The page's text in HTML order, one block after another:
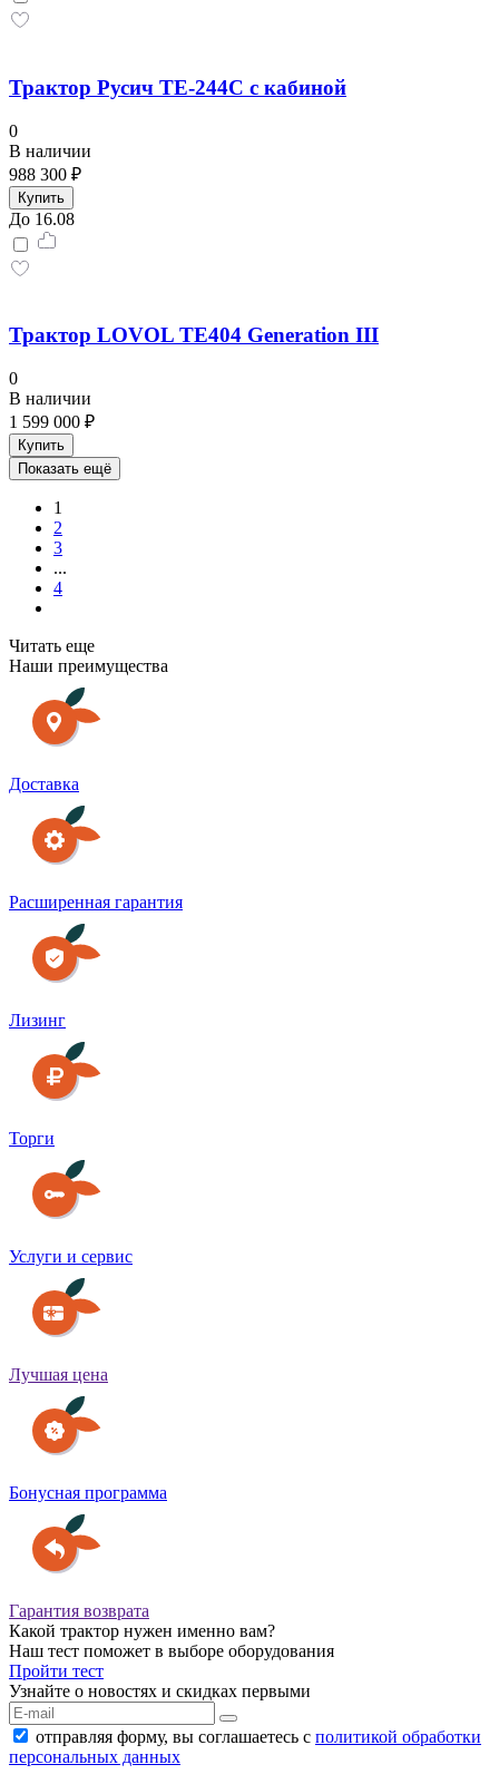
Трактор Русич ТE-244C с кабиной
0
В наличии
988 300 ₽
Купить
До 16.08
Трактор LOVOL TE404 Generation III
0
В наличии
1 599 000 ₽
Купить
Показать ещё
1
2
3
...
4
Читать еще
Наши преимущества
Доставка
Расширенная гарантия
Лизинг
Торги
Услуги и сервис
Лучшая цена
Бонусная программа
Гарантия возврата
Какой трактор нужен именно вам?
Наш тест поможет в выборе оборудования
Пройти тест
Узнайте о новостях и скидках первыми
отправляя форму, вы соглашаетесь с политикой обработки
персональных данных